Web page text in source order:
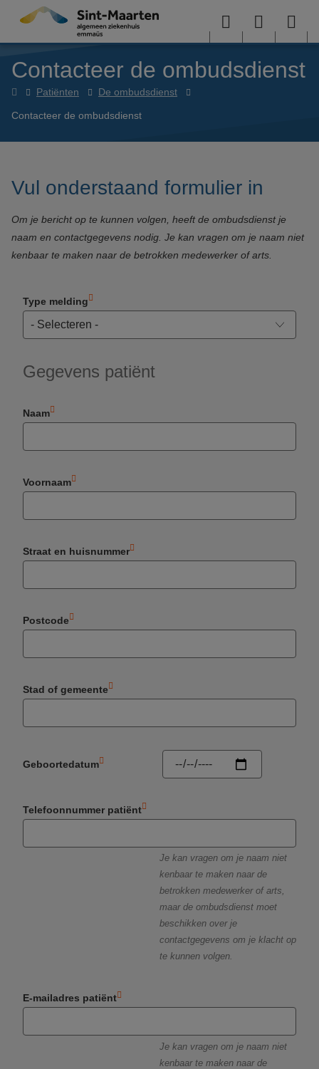
Overslaan en naar de inhoud gaan
Menu User
menu
Contacteer de ombudsdienst
HomePatiënten De ombudsdienst
Contacteer de ombudsdienst
Vul onderstaand formulier in
Om je bericht op te kunnen volgen, heeft de ombudsdienst je
naam en contactgegevens nodig. Je kan vragen om je naam niet
kenbaar te maken naar de betrokken medewerker of arts.
Type melding
Gegevens patiënt
Naam
Voornaam
Straat en huisnummer
Postcode
Stad of gemeente
Geboortedatum
Telefoonnummer patiënt
Je kan vragen om je naam niet
kenbaar te maken naar de
betrokken medewerker of arts,
maar de ombudsdienst moet
beschikken over je
contactgegevens om je klacht op
te kunnen volgen.
E-mailadres patiënt
Je kan vragen om je naam niet
kenbaar te maken naar de